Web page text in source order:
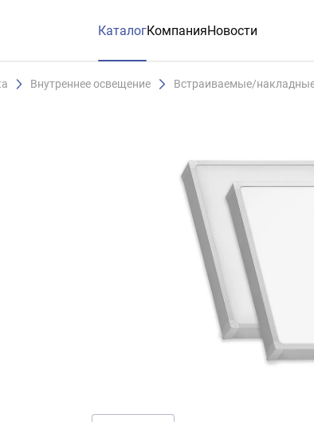
КаталогКомпанияНовости
Внутреннее освещение Встраиваемые/